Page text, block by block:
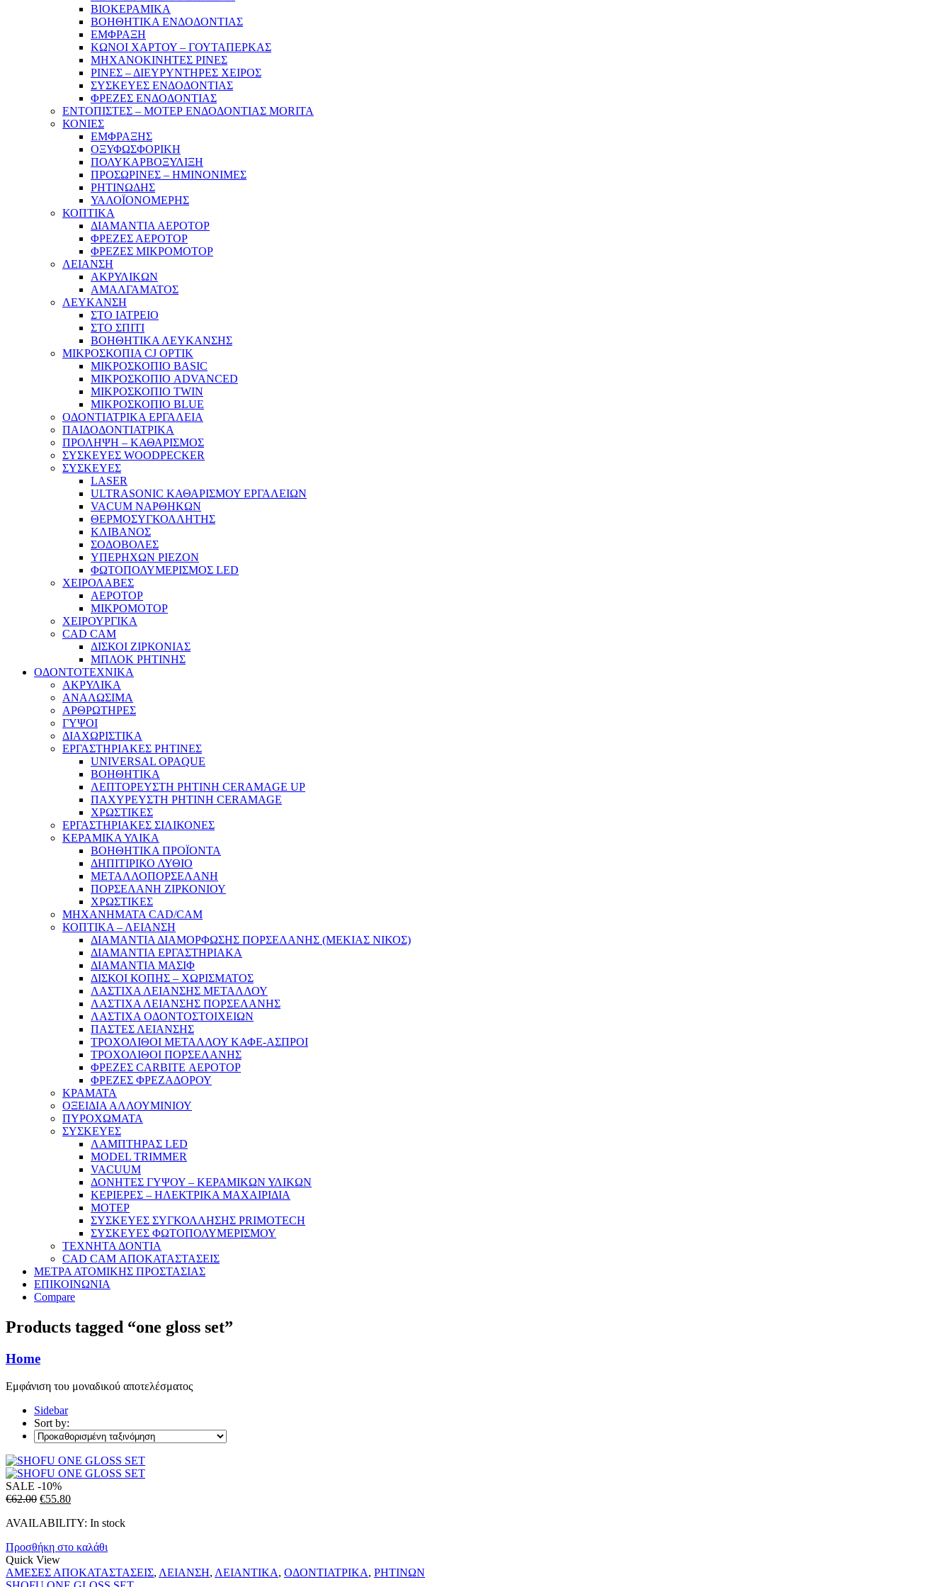
ΒΙΟΚΕΡΑΜΙΚΑ
ΒΟΗΘΗΤΙΚΑ ΕΝΔΟΔΟΝΤΙΑΣ
ΕΜΦΡΑΞΗ
ΚΩΝΟΙ ΧΑΡΤΟΥ – ΓΟΥΤΑΠΕΡΚΑΣ
ΜΗΧΑΝΟΚΙΝΗΤΕΣ ΡΙΝΕΣ
ΡΙΝΕΣ – ΔΙΕΥΡΥΝΤΗΡΕΣ ΧΕΙΡΟΣ
ΣΥΣΚΕΥΕΣ ΕΝΔΟΔΟΝΤΙΑΣ
ΦΡΕΖΕΣ ΕΝΔΟΔΟΝΤΙΑΣ
ΕΝΤΟΠΙΣΤΕΣ – ΜΟΤΕΡ ΕΝΔΟΔΟΝΤΙΑΣ MORITA
ΚΟΝΙΕΣ
ΕΜΦΡΑΞΗΣ
ΟΞΥΦΩΣΦΟΡΙΚΗ
ΠΟΛΥΚΑΡΒΟΞΥΛΙΞΗ
ΠΡΟΣΩΡΙΝΕΣ – ΗΜΙΝΟΝΙΜΕΣ
ΡΗΤΙΝΩΔΗΣ
ΥΑΛΟΪΟΝΟΜΕΡΗΣ
ΚΟΠΤΙΚΑ
ΔΙΑΜΑΝΤΙΑ ΑΕΡΟΤΟΡ
ΦΡΕΖΕΣ ΑΕΡΟΤΟΡ
ΦΡΕΖΕΣ ΜΙΚΡΟΜΟΤΟΡ
ΛΕΙΑΝΣΗ
ΑΚΡΥΛΙΚΩΝ
ΑΜΑΛΓΑΜΑΤΟΣ
ΛΕΥΚΑΝΣΗ
ΣΤΟ ΙΑΤΡΕΙΟ
ΣΤΟ ΣΠΙΤΙ
ΒΟΗΘΗΤΙΚΑ ΛΕΥΚΑΝΣΗΣ
ΜΙΚΡΟΣΚΟΠΙΑ CJ OPTIK
ΜΙΚΡΟΣΚΟΠΙΟ BASIC
ΜΙΚΡΟΣΚΟΠΙΟ ADVANCED
ΜΙΚΡΟΣΚΟΠΙΟ TWIN
ΜΙΚΡΟΣΚΟΠΙΟ BLUE
ΟΔΟΝΤΙΑΤΡΙΚΑ ΕΡΓΑΛΕΙΑ
ΠΑΙΔΟΔΟΝΤΙΑΤΡΙΚΑ
ΠΡΟΛΗΨΗ – ΚΑΘΑΡΙΣΜΟΣ
ΣΥΣΚΕΥΕΣ WOODPECKER
ΣΥΣΚΕΥΕΣ
LASER
ULTRASONIC ΚΑΘΑΡΙΣΜΟΥ ΕΡΓΑΛΕΙΩΝ
VACUM ΝΑΡΘΗΚΩΝ
ΘΕΡΜΟΣΥΓΚΟΛΛΗΤΗΣ
ΚΛΙΒΑΝΟΣ
ΣΟΔΟΒΟΛΕΣ
ΥΠΕΡΗΧΩΝ PIEZON
ΦΩΤΟΠΟΛΥΜΕΡΙΣΜΟΣ LED
ΧΕΙΡΟΛΑΒΕΣ
ΑΕΡΟΤΟΡ
ΜΙΚΡΟΜΟΤΟΡ
ΧΕΙΡΟΥΡΓΙΚΑ
CAD CAM
ΔΙΣΚΟΙ ΖΙΡΚΟΝΙΑΣ
ΜΠΛΟΚ ΡΗΤΙΝΗΣ
ΟΔΟΝΤΟΤΕΧΝΙΚΑ
ΑΚΡΥΛΙΚΑ
ΑΝΑΛΩΣΙΜΑ
ΑΡΘΡΩΤΗΡΕΣ
ΓΥΨΟΙ
ΔΙΑΧΩΡΙΣΤΙΚΑ
ΕΡΓΑΣΤΗΡΙΑΚΕΣ ΡΗΤΙΝΕΣ
UNIVERSAL OPAQUE
ΒΟΗΘΗΤΙΚΑ
ΛΕΠΤΟΡΕΥΣΤΗ ΡΗΤΙΝΗ CERAMAGE UP
ΠΑΧΥΡΕΥΣΤΗ ΡΗΤΙΝΗ CERAMAGE
ΧΡΩΣΤΙΚΕΣ
ΕΡΓΑΣΤΗΡΙΑΚΕΣ ΣΙΛΙΚΟΝΕΣ
ΚΕΡΑΜΙΚΑ ΥΛΙΚΑ
ΒΟΗΘΗΤΙΚΑ ΠΡΟΪΟΝΤΑ
ΔΗΠΙΤΙΡΙΚΟ ΛΥΘΙΟ
ΜΕΤΑΛΛΟΠΟΡΣΕΛΑΝΗ
ΠΟΡΣΕΛΑΝΗ ΖΙΡΚΟΝΙΟΥ
ΧΡΩΣΤΙΚΕΣ
ΜΗΧΑΝΗΜΑΤΑ CAD/CAM
ΚΟΠΤΙΚΑ – ΛΕΙΑΝΣΗ
ΔΙΑΜΑΝΤΙΑ ΔΙΑΜΟΡΦΩΣΗΣ ΠΟΡΣΕΛΑΝΗΣ (ΜΕΚΙΑΣ ΝΙΚΟΣ)
ΔΙΑΜΑΝΤΙΑ ΕΡΓΑΣΤΗΡΙΑΚΑ
ΔΙΑΜΑΝΤΙΑ ΜΑΣΙΦ
ΔΙΣΚΟΙ ΚΟΠΗΣ – ΧΩΡΙΣΜΑΤΟΣ
ΛΑΣΤΙΧΑ ΛΕΙΑΝΣΗΣ ΜΕΤΑΛΛΟΥ
ΛΑΣΤΙΧΑ ΛΕΙΑΝΣΗΣ ΠΟΡΣΕΛΑΝΗΣ
ΛΑΣΤΙΧΑ ΟΔΟΝΤΟΣΤΟΙΧΕΙΩΝ
ΠΑΣΤΕΣ ΛΕΙΑΝΣΗΣ
ΤΡΟΧΟΛΙΘΟΙ ΜΕΤΑΛΛΟΥ ΚΑΦΕ-ΑΣΠΡΟΙ
ΤΡΟΧΟΛΙΘΟΙ ΠΟΡΣΕΛΑΝΗΣ
ΦΡΕΖΕΣ CARBITE ΑΕΡΟΤΟΡ
ΦΡΕΖΕΣ ΦΡΕΖΑΔΟΡΟΥ
ΚΡΑΜΑΤΑ
ΟΞΕΙΔΙΑ ΑΛΛΟΥΜΙΝΙΟΥ
ΠΥΡΟΧΩΜΑΤΑ
ΣΥΣΚΕΥΕΣ
ΛΑΜΠΤΗΡΑΣ LED
MODEL TRIMMER
VACUUM
ΔΟΝΗΤΕΣ ΓΥΨΟΥ – ΚΕΡΑΜΙΚΩΝ ΥΛΙΚΩΝ
ΚΕΡΙΕΡΕΣ – ΗΛΕΚΤΡΙΚΑ ΜΑΧΑΙΡΙΔΙΑ
ΜΟΤΕΡ
ΣΥΣΚΕΥΕΣ ΣΥΓΚΟΛΛΗΣΗΣ PRIMOTECH
ΣΥΣΚΕΥΕΣ ΦΩΤΟΠΟΛΥΜΕΡΙΣΜΟΥ
ΤΕΧΝΗΤΑ ΔΟΝΤΙΑ
CAD CAM ΑΠΟΚΑΤΑΣΤΑΣΕΙΣ
ΜΕΤΡΑ ΑΤΟΜΙΚΗΣ ΠΡΟΣΤΑΣΙΑΣ
ΕΠΙΚΟΙΝΩΝΙΑ
Compare
Products tagged “one gloss set”
Home
Εμφάνιση του μοναδικού αποτελέσματος
Sidebar
Sort by:
SALE -10%
€62.00 Original
was:
€55.80Η
τιμή
€55.80.
AVAILABILITY: In stock
Προσθήκη στο καλάθι
Quick View
ΑΜΕΣΕΣ ΑΠΟΚΑΤΑΣΤΑΣΕΙΣ, ΛΕΙΑΝΣΗ, ΛΕΙΑΝΤΙΚΑ, ΟΔΟΝΤΙΑΤΡΙΚΑ, ΡΗΤΙΝΩΝ